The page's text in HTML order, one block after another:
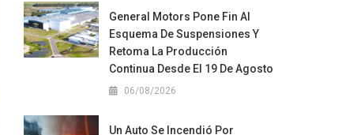
General Motors Pone Fin Al
Esquema De Suspensiones Y
Retoma La Producción
Continua Desde El 19 De Agosto
06/08/2026
Un Auto Se Incendió Por